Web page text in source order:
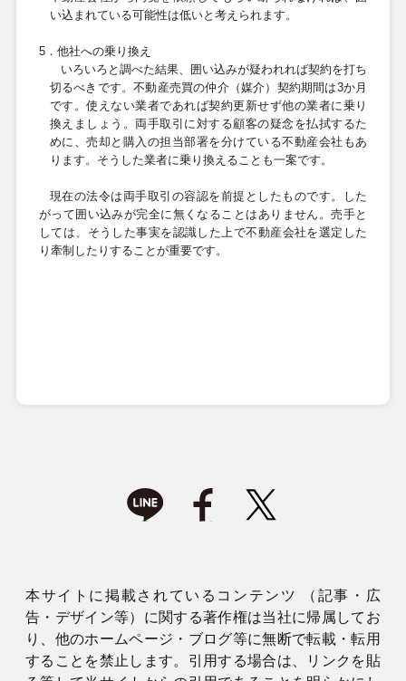
い込まれている可能性は低いと考えられます。
5．他社への乗り換え
いろいろと調べた結果、囲い込みが疑われれば契約を打ち
切るべきです。不動産売買の仲介（媒介）契約期間は3か月
です。使えない業者であれば契約更新せず他の業者に乗り
換えましょう。両手取引に対する顧客の疑念を払拭するた
めに、売却と購入の担当部署を分けている不動産会社もあ
ります。そうした業者に乗り換えることも一案です。
現在の法令は両手取引の容認を前提としたものです。した
がって囲い込みが完全に無くなることはありません。売手と
しては、そうした事実を認識した上で不動産会社を選定した
り牽制したりすることが重要です。
本サイトに掲載されているコンテンツ （記事・広
告・デザイン等）に関する著作権は当社に帰属してお
り、他のホームページ・ブログ等に無断で転載・転用
することを禁止します。引用する場合は、リンクを貼